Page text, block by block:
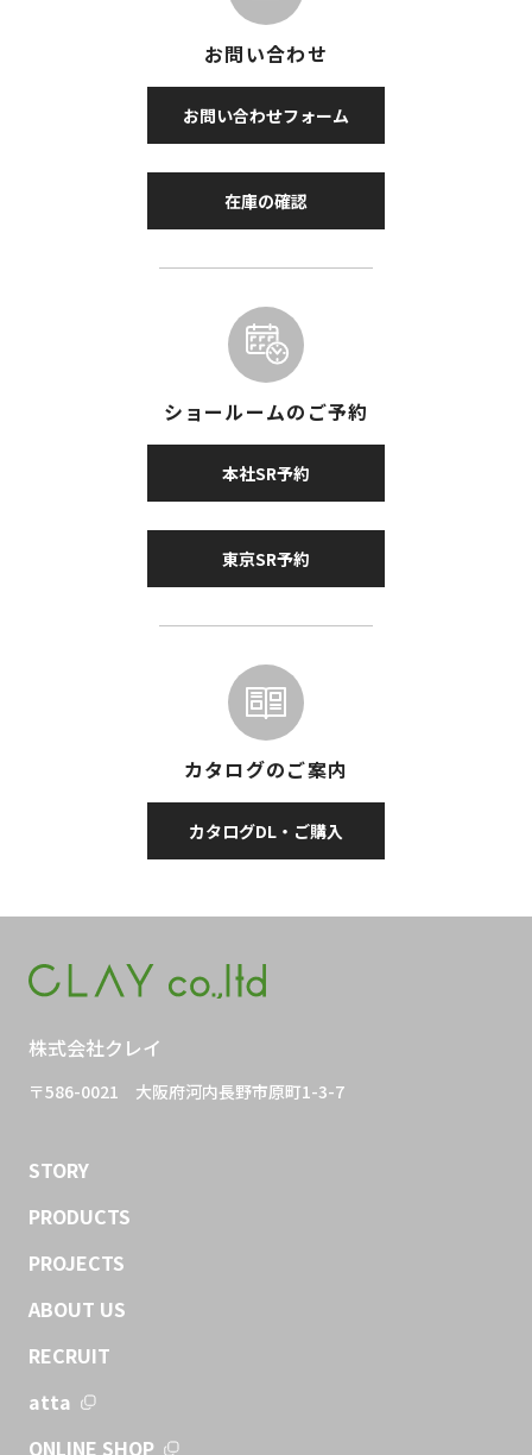
お問い合わせ
お問い合わせフォーム
在庫の確認
ショールームのご予約
本社SR予約
東京SR予約
カタログのご案内
カタログDL・ご購入
株式会社クレイ
〒586-0021 大阪府河内長野市原町1-3-7
STORY
PRODUCTS
PROJECTS
ABOUT US
RECRUIT
atta
ONLINE SHOP